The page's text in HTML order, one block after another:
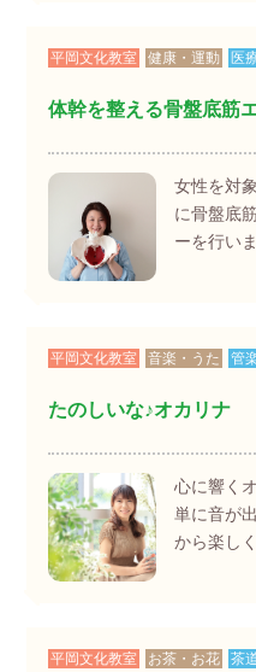
平岡文化教室 健康・運動 医
体幹を整える骨盤底筋
女性を対
に骨盤底
ーを行い
平岡文化教室 音楽・うた 管
たのしいな♪オカリナ
心に響く
単に音が
から楽し
平岡文化教室 お茶・お花 茶